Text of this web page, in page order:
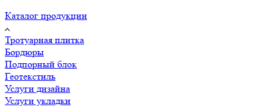
Каталог продукции
Тротуарная плитка
Бордюры
Подпорный блок
Геотекстиль
Услуги дизайна
Услуги укладки